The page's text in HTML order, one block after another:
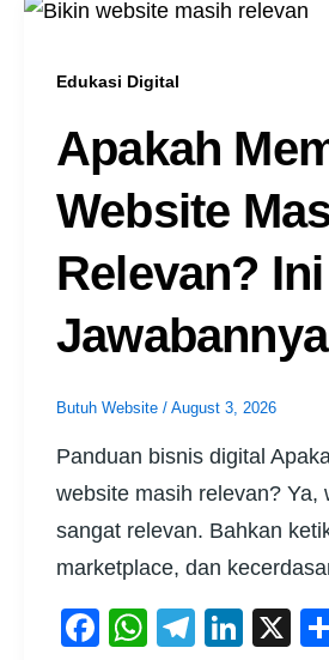
Edukasi Digital
Apakah
Website
Relevan? Ini
Jawabannya
Butuh Website / August 3, 2026
Panduan bisnis digital
website masih relevan? Ya,
sangat relevan. Bahkan
marketplace, dan
F
W
T
Li
X
Share